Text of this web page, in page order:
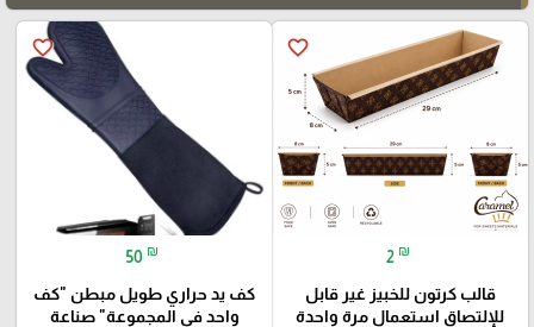
favorite_border
2 ₪
قالب كرتون للخبيز غير قابل
للإلتصاق استعمال مرة واحدة
favorite_border
50 ₪
كف يد حراري طويل مبطن "كف
واحد في المجموعة" صناعة